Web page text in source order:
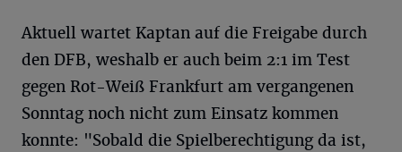
Aktuell wartet Kaptan auf die Freigabe durch
den DFB, weshalb er auch beim 2:1 im Test
gegen Rot-Weiß Frankfurt am vergangenen
Sonntag noch nicht zum Einsatz kommen
konnte: "Sobald die Spielberechtigung da ist,